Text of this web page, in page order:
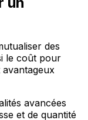
des
le coût pour
avancées
et de quantité